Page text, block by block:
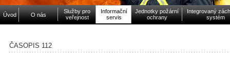
Úvod O nás
Služby pro
veřejnost
Informační
servis
Jednotky požární
ochrany
Integrovaný
systém
ČASOPIS 112